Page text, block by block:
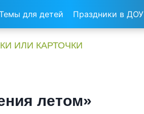
для детей Праздники в ДОУ
ИЛИ КАРТОЧКИ
летом»